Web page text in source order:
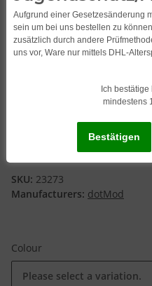
DotMod
SKU: 23273
Manufacturers: dotMod
Colour
Please select a variation.
Aufgrund einer Gesetzesänderung
sein um bei uns bestellen zu
zusätzlich durch andere
uns vor, Ware nur mittels DHL-
Ich bestätige
mindestens